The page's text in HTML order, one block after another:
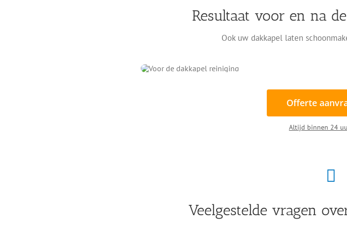
Resultaat voor en na
Ook uw dakkapel laten
Offerte
Altijd binnen 24
Veelgestelde vragen